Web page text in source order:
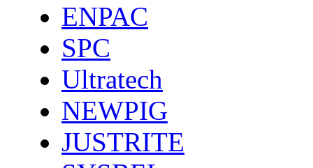
ENPAC
SPC
Ultratech
NEWPIG
JUSTRITE